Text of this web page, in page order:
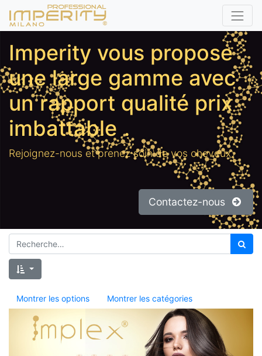
Imperity vous propose
une large gamme avec
un rapport qualité prix
imbattable .
Rejoignez-nous et prenez soin de vos cheveux.
Contactez-nous
Montrer les options Montrer les catégories